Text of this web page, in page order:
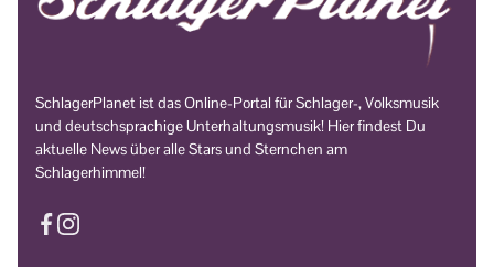
SchlagerPlanet ist das Online-Portal für Schlager-, Volksmusik
und deutschsprachige Unterhaltungsmusik! Hier findest Du
aktuelle News über alle Stars und Sternchen am
Schlagerhimmel!